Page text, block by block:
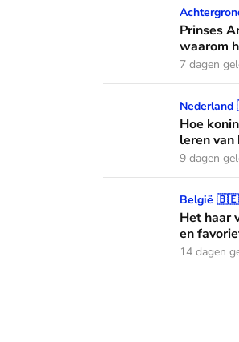
Prinses Amalia over
Prinses
waarom
7 dagen
Hoe koning Willem-
Hoe
leren van
9 dagen
Het haar van koningin
België 🇧🇪
Het haar
en
14 dagen